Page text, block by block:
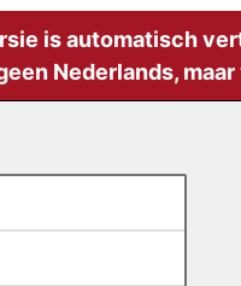
is automatisch
Nederlands, maar